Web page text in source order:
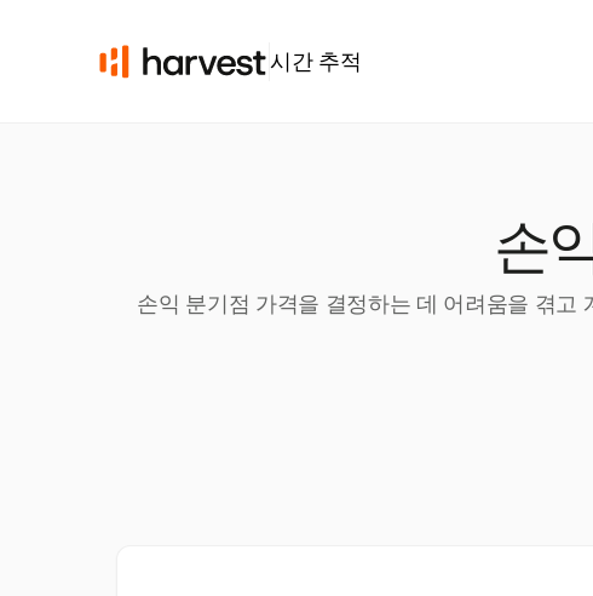
시간 추적
손
손익 분기점 가격을 결정하는 데 어려움을 겪고